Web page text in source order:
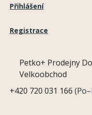
Přihlášení
Registrace
Petko+ Prodejny
Velkoobchod
+420 720 031 166